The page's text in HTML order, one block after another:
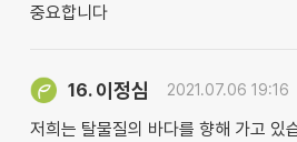
중요합니다
16. 이정심 2021.07.06 19:16
저희는 탈물질의 바다를 향해 가고 있